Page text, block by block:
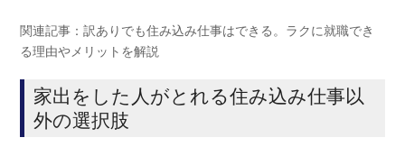
関連記事：訳ありでも住み込み仕事はできる。ラクに就職でき
る理由やメリットを解説
家出をした人がとれる住み込み仕事以
外の選択肢